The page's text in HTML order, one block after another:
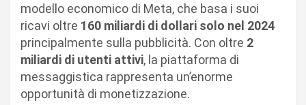
modello economico di Meta, che basa i suoi
ricavi oltre 160 miliardi di dollari solo nel 2024
principalmente sulla pubblicità. Con oltre 2
miliardi di utenti attivi, la piattaforma di
messaggistica rappresenta un’enorme
opportunità di monetizzazione.